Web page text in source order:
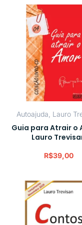
Autoajuda Lauro
Guia para Atrair o
Lauro
R$39,00